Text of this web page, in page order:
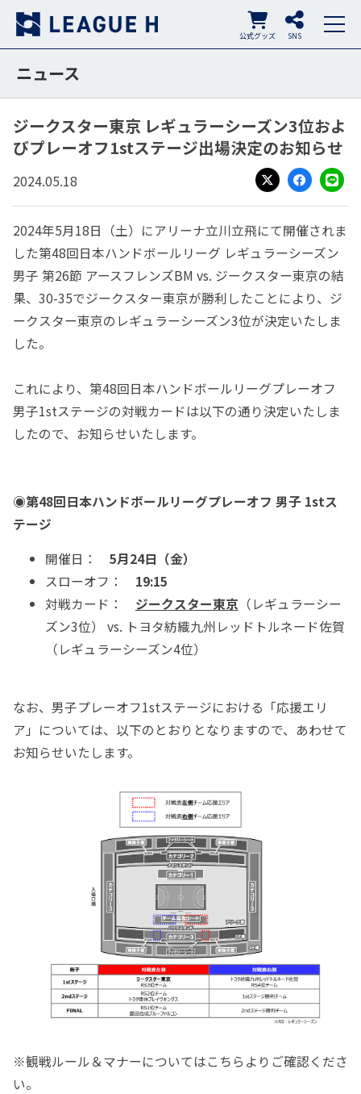
SNS
公式グッズ
ニュース
ジークスター東京 レギュラーシーズン3位およ
びプレーオフ1stステージ出場決定のお知らせ
2024.05.18
X
Facebook
LINE
2024年5月18日（土）にアリーナ立川立飛にて開催されま
した第48回日本ハンドボールリーグ レギュラーシーズン
男子 第26節 アースフレンズBM vs. ジークスター東京の結
果、30-35でジークスター東京が勝利したことにより、ジ
ークスター東京のレギュラーシーズン3位が決定いたしま
した。
これにより、第48回日本ハンドボールリーグプレーオフ
男子1stステージの対戦カードは以下の通り決定いたしま
したので、お知らせいたします。
◉第48回日本ハンドボールリーグプレーオフ 男子 1stス
テージ
開催日： 5月24日（金）
スローオフ： 19:15
対戦カード： ジークスター東京 （レギュラーシー
ズン3位） vs. トヨタ紡織九州レッドトルネード佐賀
（レギュラーシーズン4位）
なお、男子プレーオフ1stステージにおける「応援エリ
ア」については、以下のとおりとなりますので、あわせて
お知らせいたします。
※観戦ルール＆マナーについてはこちらよりご確認くださ
い。